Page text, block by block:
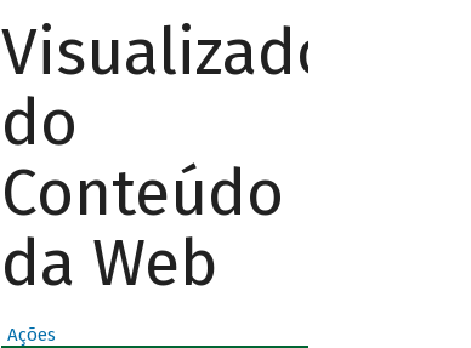
Visualizador
do
Conteúdo
da Web
Ações